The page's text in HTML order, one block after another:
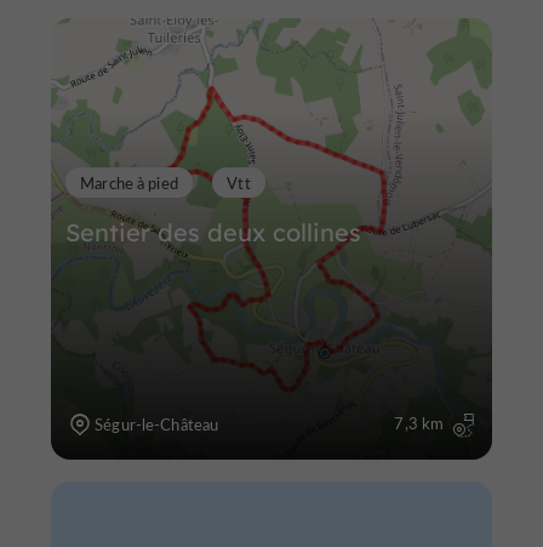
Sentier des deux collines
Marche à pied Vtt
Ségur-le-Château 7,3 km